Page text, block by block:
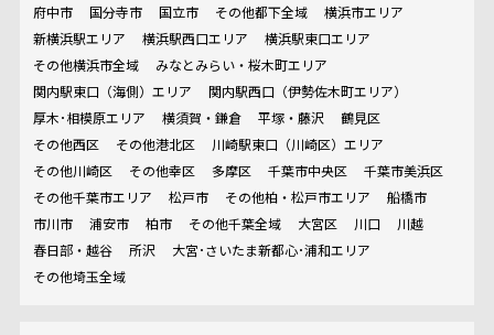
府中市
国分寺市 国立市 その他都下全域
横浜市エリア
新横浜駅エリア
横浜駅西口エリア
横浜駅東口エリア
その他横浜市全域
みなとみらい・桜木町エリア
関内駅東口（海側）エリア
関内駅西口（伊勢佐木町エリア）
厚木･相模原エリア
横須賀・鎌倉 平塚・藤沢
鶴見区
その他西区
その他港北区
川崎駅東口（川崎区）エリア
その他川崎区
その他幸区 多摩区 千葉市中央区
千葉市美浜区
その他千葉市エリア
松戸市 その他柏・松戸市エリア
船橋市
市川市
浦安市 柏市 その他千葉全域 大宮区 川口
川越
春日部・越谷
所沢
大宮･さいたま新都心･浦和エリア
その他埼玉全域